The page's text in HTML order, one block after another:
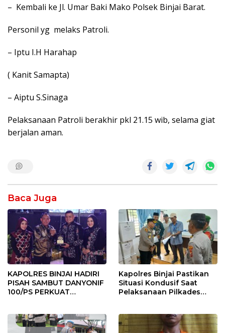
– Kembali ke Jl. Umar Baki Mako Polsek Binjai Barat.
Personil yg melaks Patroli.
– Iptu I.H Harahap
( Kanit Samapta)
– Aiptu S.Sinaga
Pelaksanaan Patroli berakhir pkl 21.15 wib, selama giat
berjalan aman.
Baca Juga
KAPOLRES BINJAI HADIRI
PISAH SAMBUT DANYONIF
100/PS PERKUAT
Kapolres Binjai Pastikan
Situasi Kondusif Saat
Pelaksanaan Pilkades